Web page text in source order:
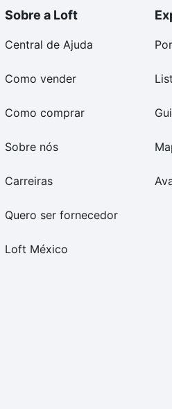
Sobre a Loft
Central de Ajuda
Como vender
Como comprar
Sobre nós
Carreiras
Quero ser fornecedor
Loft México